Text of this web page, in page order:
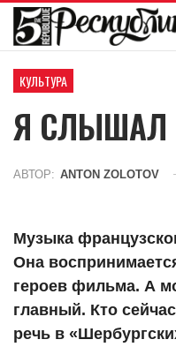
КУЛЬТУРА
Я СЛЫШАЛ
АВТОР: ANTON ZOLOTOV
Музыка
Она
героев фильма. А
главный. Кто
речь в